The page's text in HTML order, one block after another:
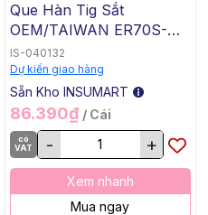
Que Hàn Tig Sắt
OEM/TAIWAN ER70S-G
TG-50, 1.6x1000mm, 5 Kg
/ Hộp, 20 Kg / Thùng
IS-040132
Dự kiến giao hàng
Sẵn Kho INSUMART
86.390₫ / Cái
có
VAT
- +
Xem nhanh
Mua ngay